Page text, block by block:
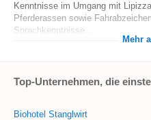
Kenntnisse im Umgang mit
Pferderassen sowie
Sprachkenntnisse...
Mehr
Top-Unternehmen, die
Biohotel Stanglwirt